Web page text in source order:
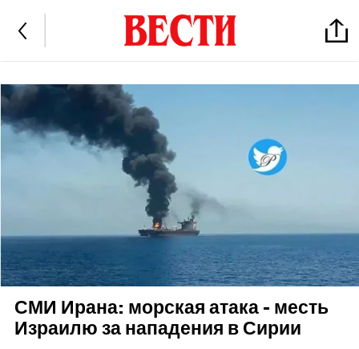
СМИ Ирана: морская атака - месть
Израилю за нападения в Сирии